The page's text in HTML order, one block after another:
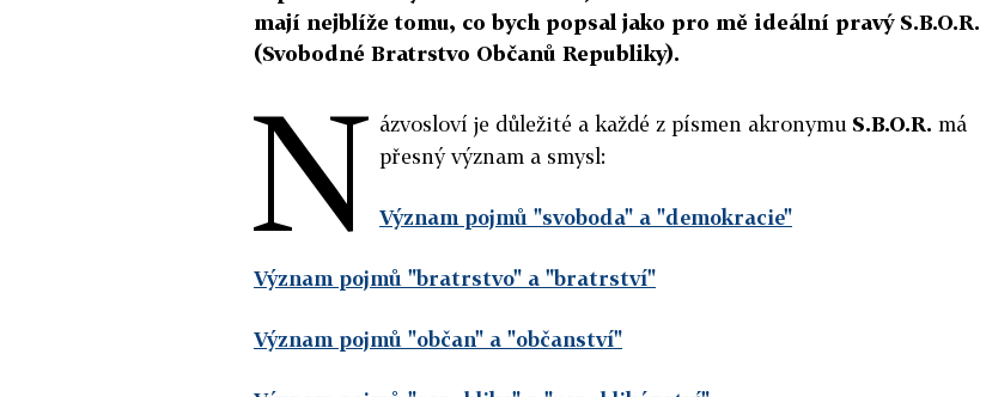
mají nejblíže tomu, co bych popsal jako pro mě ideální pravý S.B.O.R.
(Svobodné Bratrstvo Občanů Republiky).
N ázvosloví je důležité a každé z písmen akronymu S.B.O.R. má
přesný význam a smysl:
Význam pojmů "svoboda" a "demokracie"
Význam pojmů "bratrstvo" a "bratrství"
Význam pojmů "občan" a "občanství"